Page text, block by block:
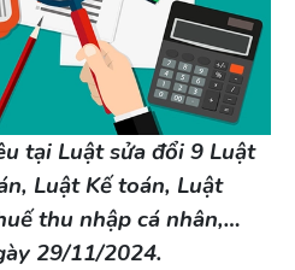
tại Luật sửa đổi 9 Luật
Luật Kế toán, Luật
thu nhập cá nhân,…
29/11/2024.